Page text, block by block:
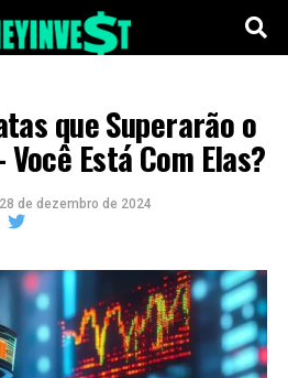
que Superarão o
Está Com Elas?
28 de dezembro de 2024